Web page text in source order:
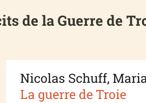
de la Guerre de
Nicolas Schuff,
La guerre de Troie